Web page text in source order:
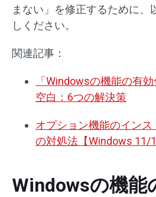
まない」を修正するために、
しください。
関連記事：
「Windowsの機能の有
空白：6つの解決策
オプション機能のイン
の対処法【Windows 11/
Windowsの機能